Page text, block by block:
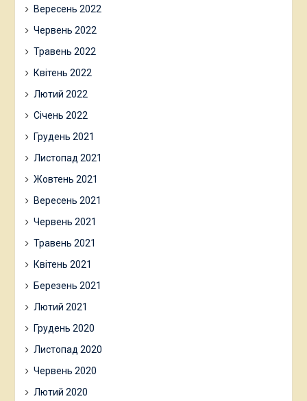
Вересень 2022
Червень 2022
Травень 2022
Квітень 2022
Лютий 2022
Січень 2022
Грудень 2021
Листопад 2021
Жовтень 2021
Вересень 2021
Червень 2021
Травень 2021
Квітень 2021
Березень 2021
Лютий 2021
Грудень 2020
Листопад 2020
Червень 2020
Лютий 2020